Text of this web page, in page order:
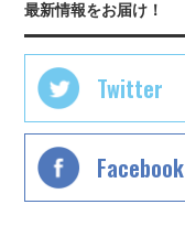
最新情報をお届け！
Twitter
Facebook